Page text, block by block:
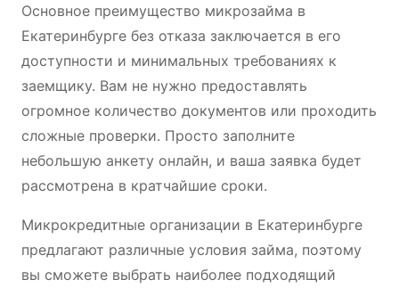
Основное преимущество микрозайма в
Екатеринбурге без отказа заключается в его
доступности и минимальных требованиях к
заемщику. Вам не нужно предоставлять
огромное количество документов или проходить
сложные проверки. Просто заполните
небольшую анкету онлайн, и ваша заявка будет
рассмотрена в кратчайшие сроки.
Микрокредитные организации в Екатеринбурге
предлагают различные условия займа, поэтому
вы сможете выбрать наиболее подходящий